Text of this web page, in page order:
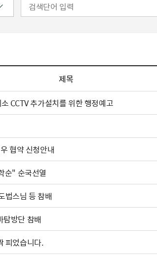
제목
CCTV 추가설치를 위한 행정예고
협약 신청안내
순" 순국선열
법스님 등 참배
탐방단 참배
피었습니다.